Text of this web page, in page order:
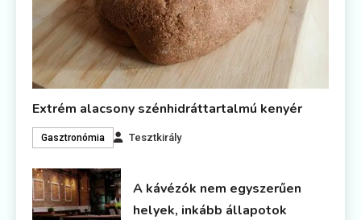
Extrém alacsony szénhidráttartalmú kenyér
Gasztronómia Tesztkirály
A kávézók nem egyszerűen
helyek, inkább állapotok